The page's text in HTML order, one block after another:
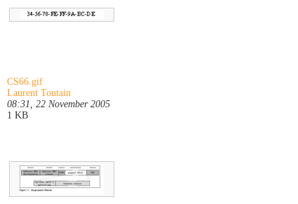
CS66.gif
Laurent Toutain
08:31, 22 November 2005
1 KB